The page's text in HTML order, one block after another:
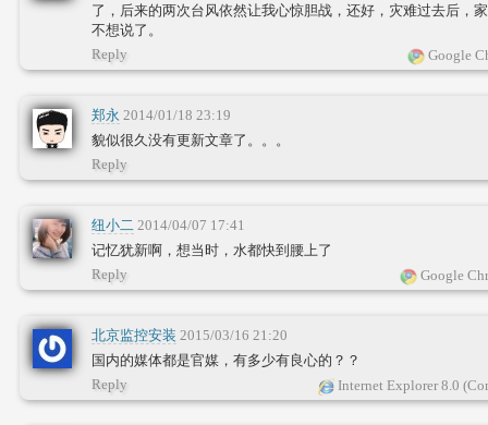
了，后来的两次台风依然让我心惊胆战，还好，灾难过去后，
不想说了。
Google
Reply
郑永 2014/01/18 23:19
貌似很久没有更新文章了。。。
Reply
纽小二 2014/04/07 17:41
记忆犹新啊，想当时，水都快到腰上了
Google
Reply
北京监控安装 2015/03/16 21:20
国内的媒体都是官媒，有多少有良心的？？
Internet Explorer 8.0
Reply